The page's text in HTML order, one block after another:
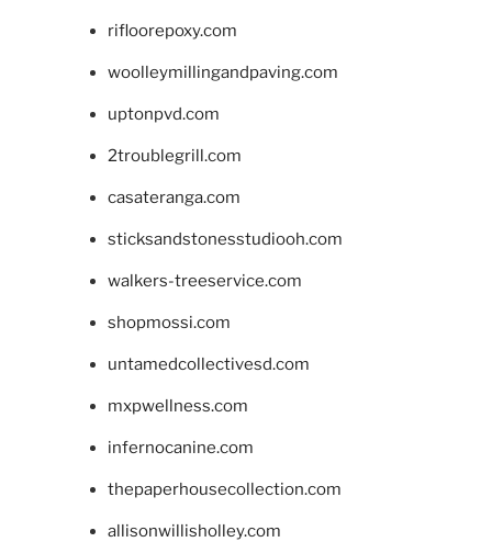
rifloorepoxy.com
woolleymillingandpaving.com
uptonpvd.com
2troublegrill.com
casateranga.com
sticksandstonesstudiooh.com
walkers-treeservice.com
shopmossi.com
untamedcollectivesd.com
mxpwellness.com
infernocanine.com
thepaperhousecollection.com
allisonwillisholley.com